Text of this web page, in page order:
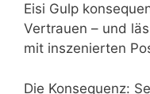
Eisi Gulp
Vertrauen – und
mit inszenierten
Die Konsequenz: